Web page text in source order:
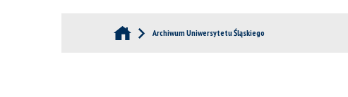
Archiwum Uniwersytetu Śląskiego